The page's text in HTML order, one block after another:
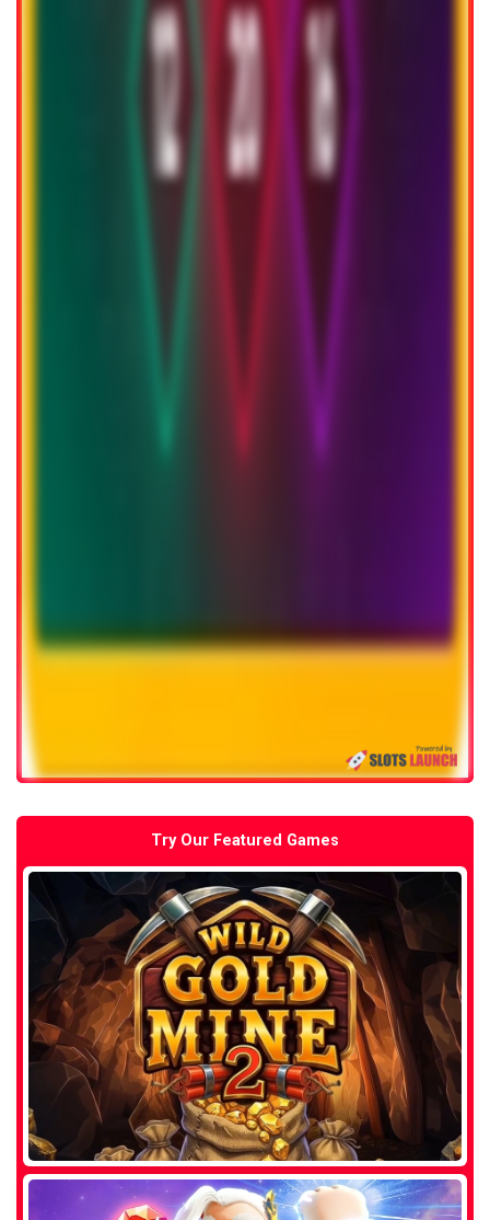
Try Our Featured Games